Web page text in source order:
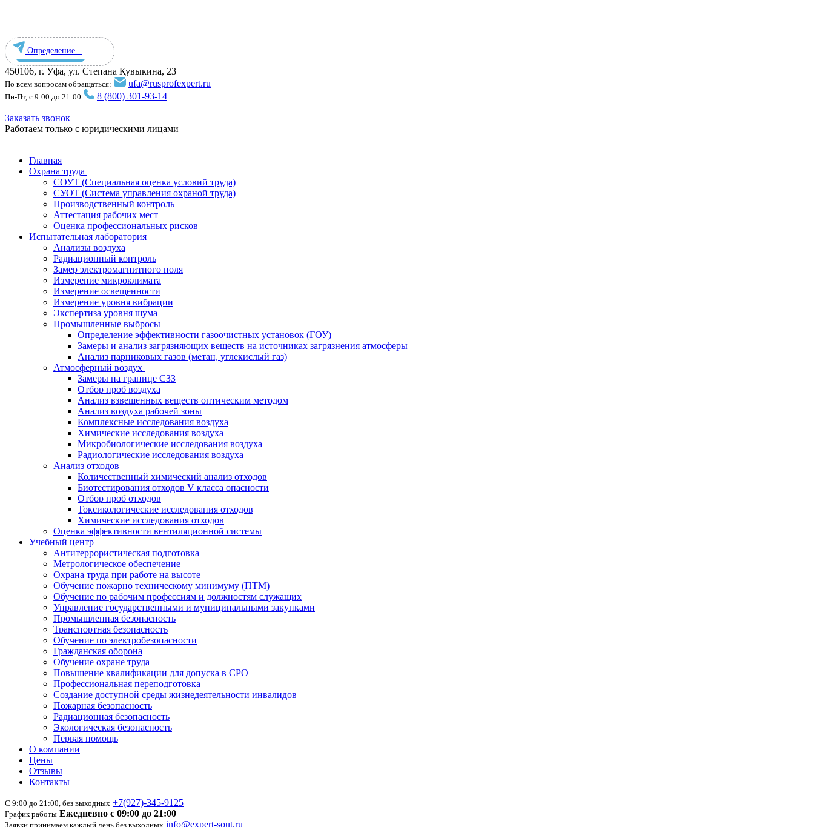
Определение...
450106, г. Уфа, ул. Степана Кувыкина, 23
По всем вопросам обращаться: ufa@rusprofexpert.ru
Пн-Пт, с 9:00 до 21:00 8 (800) 301-93-14
Заказать звонок
Работаем только с юридическими лицами
Главная
Охрана труда
СОУТ (Специальная оценка условий труда)
СУОТ (Система управления охраной труда)
Производственный контроль
Аттестация рабочих мест
Оценка профессиональных рисков
Испытательная лаборатория
Анализы воздуха
Радиационный контроль
Замер электромагнитного поля
Измерение микроклимата
Измерение освещенности
Измерение уровня вибрации
Экспертиза уровня шума
Промышленные выбросы
Определение эффективности газоочистных установок (ГОУ)
Замеры и анализ загрязняющих веществ на источниках загрязнения атмосферы
Анализ парниковых газов (метан, углекислый газ)
Атмосферный воздух
Замеры на границе СЗЗ
Отбор проб воздуха
Анализ взвешенных веществ оптическим методом
Анализ воздуха рабочей зоны
Комплексные исследования воздуха
Химические исследования воздуха
Микробиологические исследования воздуха
Радиологические исследования воздуха
Анализ отходов
Количественный химический анализ отходов
Биотестирования отходов V класса опасности
Отбор проб отходов
Токсикологические исследования отходов
Химические исследования отходов
Оценка эффективности вентиляционной системы
Учебный центр
Антитеррористическая подготовка
Метрологическое обеспечение
Охрана труда при работе на высоте
Обучение пожарно техническому минимуму (ПТМ)
Обучение по рабочим профессиям и должностям служащих
Управление государственными и муниципальными закупками
Промышленная безопасность
Транспортная безопасность
Обучение по электробезопасности
Гражданская оборона
Обучение охране труда
Повышение квалификации для допуска в СРО
Профессиональная переподготовка
Создание доступной среды жизнедеятельности инвалидов
Пожарная безопасность
Радиационная безопасность
Экологическая безопасность
Первая помощь
О компании
Цены
Отзывы
Контакты
С 9:00 до 21:00, без выходных +7(927)-345-9125
График работы Ежедневно с 09:00 до 21:00
Заявки принимаем каждый день без выходных info@expert-sout.ru